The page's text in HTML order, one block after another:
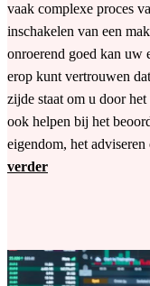
vaak complexe proces
inschakelen van een
onroerend goed kan uw
erop kunt vertrouwen
zijde staat om u door
ook helpen bij het
eigendom, het
verder